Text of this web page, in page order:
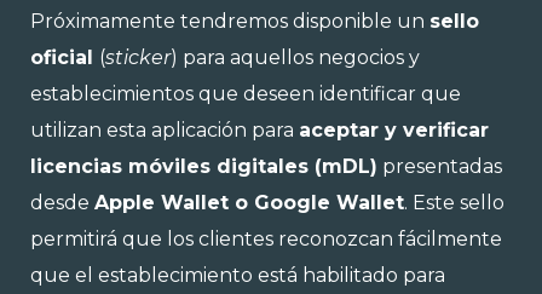
Próximamente tendremos disponible un sello
oficial (sticker) para aquellos negocios y
establecimientos que deseen identificar que
utilizan esta aplicación para aceptar y verificar
licencias móviles digitales (mDL) presentadas
desde Apple Wallet o Google Wallet. Este sello
permitirá que los clientes reconozcan fácilmente
que el establecimiento está habilitado para